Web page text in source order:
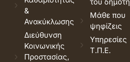
&
Ανακύκλωσης
Διεύθυνση
Κοινωνικής
Προστασίας,
Μάθε που
ψηφίζεις
Υπηρεσίες
Τ.Π.Ε.